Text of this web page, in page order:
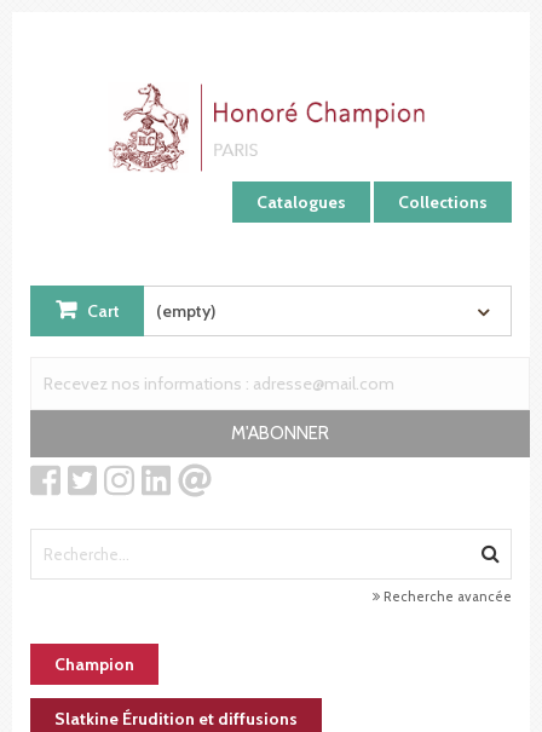
Catalogues Collections
Cart (empty)
M'ABONNER
Recherche avancée
Champion
Slatkine Érudition et diffusions